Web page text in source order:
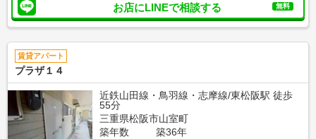
お店にLINEで相談する 無料
賃貸アパート
プラザ１４
近鉄山田線・鳥羽線・志摩線/東松阪駅 徒歩
55分
三重県松阪市山室町
築年数
築36年